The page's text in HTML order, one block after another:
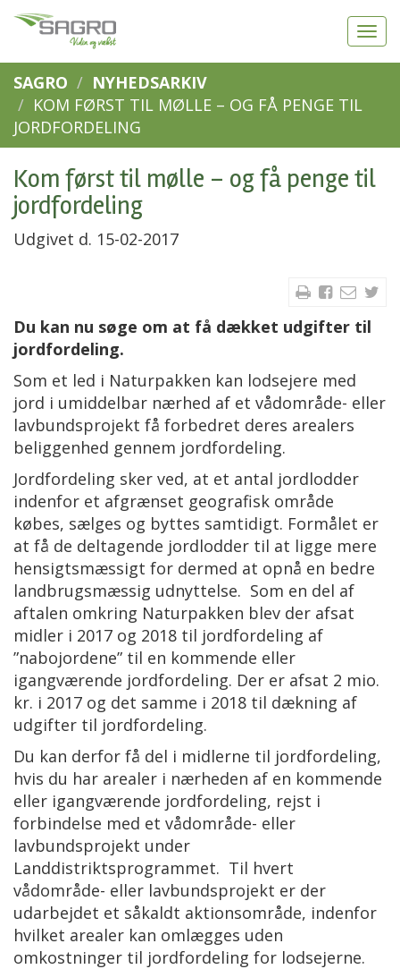
SAGRO
NYHEDSARKIV
KOM FØRST TIL MØLLE – OG FÅ PENGE TIL
JORDFORDELING
Kom først til mølle – og få penge til
jordfordeling
Udgivet d. 15-02-2017
Du kan nu søge om at få dækket udgifter til
jordfordeling.
Som et led i Naturpakken kan lodsejere med
jord i umiddelbar nærhed af et vådområde- eller
lavbundsprojekt få forbedret deres arealers
beliggenhed gennem jordfordeling.
Jordfordeling sker ved, at et antal jordlodder
indenfor et afgrænset geografisk område
købes, sælges og byttes samtidigt. Formålet er
at få de deltagende jordlodder til at ligge mere
hensigtsmæssigt for dermed at opnå en bedre
landbrugsmæssig udnyttelse. Som en del af
aftalen omkring Naturpakken blev der afsat
midler i 2017 og 2018 til jordfordeling af
”nabojordene” til en kommende eller
igangværende jordfordeling. Der er afsat 2 mio.
kr. i 2017 og det samme i 2018 til dækning af
udgifter til jordfordeling.
Du kan derfor få del i midlerne til jordfordeling,
hvis du har arealer i nærheden af en kommende
eller igangværende jordfordeling, rejst i
forbindelse med et vådområde- eller
lavbundsprojekt under
Landdistriktsprogrammet. Til hvert
vådområde- eller lavbundsprojekt er der
udarbejdet et såkaldt aktionsområde, indenfor
hvilket arealer kan omlægges uden
omkostninger til jordfordeling for lodsejerne.